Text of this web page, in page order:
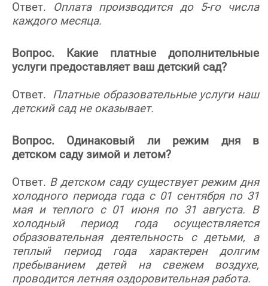
Ответ. Оплата производится до 5-го числа
каждого месяца.
Вопрос. Какие платные дополнительные
услуги предоставляет ваш детский сад?
Ответ. Платные образовательные услуги наш
детский сад не оказывает.
Вопрос. Одинаковый ли режим дня в
детском саду зимой и летом?
Ответ. В детском саду существует режим дня
холодного периода года с 01 сентября по 31
мая и теплого с 01 июня по 31 августа. В
холодный период года осуществляется
образовательная деятельность с детьми, а
теплый период года характерен долгим
пребыванием детей на свежем воздухе,
проводится летняя оздоровительная работа.